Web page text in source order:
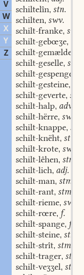
V
W
X
Y
Z
schiltelîn, stn.
schilten, swv.
schilt-franke, swm.
schilt-gebœʒe,
schilt-gemælde
schilt-geselle, swm.
schilt-gespenge
schilt-gesteine,
schilt-geverte, swm.
schilt-halp, adv.
schilt-hërre, swm.
schilt-knappe, swm.
schilt-knëht, stm.
schilt-krote, swf.
schilt-lêhen, stn.
schilt-lich, adj.
schilt-man, stm.
schilt-rant, stm.
schilt-rieme, swm.
schilt-rœre, f.
schilt-spange, f.
schilt-steine, stn.
schilt-strît, stm.
schilt-trager, stm.
schilt-veʒʒel, stm.